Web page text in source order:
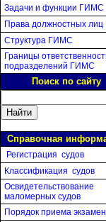
Задачи и функции ГИМС
Права должностных лиц
Структура ГИМС
Границы
подразделений ГИМС
Поиск по сайту
Справочная
Регистрация судов
Классификация судов
Освидетельствование
маломерных судов
Порядок приема